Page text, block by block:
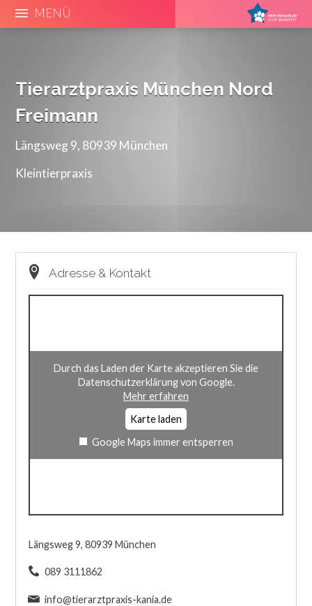
MENÜ
Tierarztpraxis München Nord
Freimann
Längsweg 9, 80939 München
Kleintierpraxis
Adresse & Kontakt
Durch das Laden der Karte akzeptieren Sie die
Datenschutzerklärung von Google.
Mehr erfahren
Karte laden
Google Maps immer entsperren
Längsweg 9, 80939 München
089 3111862
info@tierarztpraxis-kania.de